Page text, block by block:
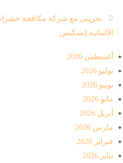
الألمانية إنسكتس
أغسطس 2026
يوليو 2026
يونيو 2026
مايو 2026
أبريل 2026
مارس 2026
فبراير 2026
يناير 2026